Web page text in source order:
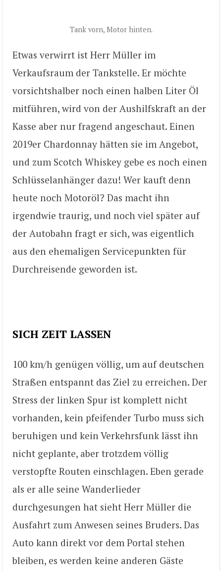
Tank vorn, Motor hinten.
Etwas verwirrt ist Herr Müller im
Verkaufsraum der Tankstelle. Er möchte
vorsichtshalber noch einen halben Liter Öl
mitführen, wird von der Aushilfskraft an der
Kasse aber nur fragend angeschaut. Einen
2019er Chardonnay hätten sie im Angebot,
und zum Scotch Whiskey gebe es noch einen
Schlüsselanhänger dazu! Wer kauft denn
heute noch Motoröl? Das macht ihn
irgendwie traurig, und noch viel später auf
der Autobahn fragt er sich, was eigentlich
aus den ehemaligen Servicepunkten für
Durchreisende geworden ist.
SICH ZEIT LASSEN
100 km/h genügen völlig, um auf deutschen
Straßen entspannt das Ziel zu erreichen. Der
Stress der linken Spur ist komplett nicht
vorhanden, kein pfeifender Turbo muss sich
beruhigen und kein Verkehrsfunk lässt ihn
nicht geplante, aber trotzdem völlig
verstopfte Routen einschlagen. Eben gerade
als er alle seine Wanderlieder
durchgesungen hat sieht Herr Müller die
Ausfahrt zum Anwesen seines Bruders. Das
Auto kann direkt vor dem Portal stehen
bleiben, es werden keine anderen Gäste